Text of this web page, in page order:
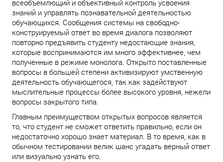
всеобъемлющий и объективный контроль усвоения
знаний и управлять познавательной деятельностью
обучающихся. Сообщения системы на свободно-
конструируемый ответ во время диалога позволяют
повторно предъявить студенту недостающие знания,
которые воспринимаются им много эффективнее, чем
полученные в режиме монолога. Открыто поставленные
вопросы в большей степени активизируют умственную
деятельность обучающегося, так как задействуют
мыслительные процессы более высокого уровня, нежели
вопросы закрытого типа.
Главным преимуществом открытых вопросов является
то, что студент не сможет ответить правильно, если он
недостаточно хорошо знает материал. В то время, как в
обычном тестировании велик шанс угадать верный ответ
или визуально узнать его.